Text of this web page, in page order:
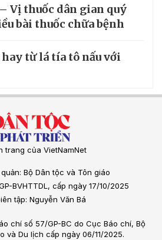
Vị thuốc dân gian quý
bài thuốc chữa bệnh
từ lá tía tô nấu với
trang của VietNamNet
Bộ Dân tộc và Tôn giáo
BVHTTDL, cấp ngày 17/10/2025
tập: Nguyễn Văn Bá
chí số 57/GP-BC do Cục Báo chí, Bộ
và Du lịch cấp ngày 06/11/2025.